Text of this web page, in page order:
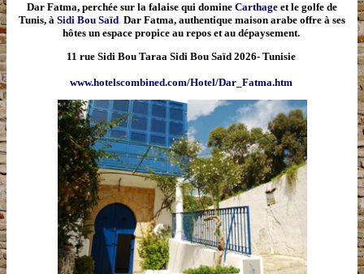
Dar Fatma, perchée sur la falaise qui domine Carthage et le golfe de
Tunis, à Sidi Bou Saïd, Dar Fatma, authentique maison arabe offre à ses
hôtes un espace propice au repos et au dépaysement.
11 rue Sidi Bou Taraa Sidi Bou Saïd 2026- Tunisie
www.hotelscombined.com/Hotel/Dar_Fatma.htm